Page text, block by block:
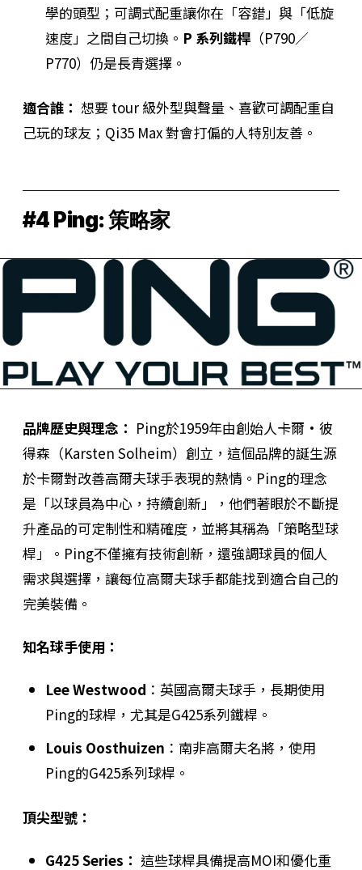
學的頭型；可調式配重讓你在「容錯」與「低旋
速度」之間自己切換。 P 系列鐵桿 （P790／
P770）仍是長青選擇。
適合誰： 想要 tour 級外型與聲量、喜歡可調配重自
己玩的球友；Qi35 Max 對會打偏的人特別友善。
#4 Ping: 策略家
品牌歷史與理念： Ping於1959年由創始人卡爾·彼
得森（Karsten Solheim）創立，這個品牌的誕生源
於卡爾對改善高爾夫球手表現的熱情。Ping的理念
是「以球員為中心，持續創新」，他們著眼於不斷提
升產品的可定制性和精確度，並將其稱為「策略型球
桿」。Ping不僅擁有技術創新，還強調球員的個人
需求與選擇，讓每位高爾夫球手都能找到適合自己的
完美裝備。
知名球手使用：
Lee Westwood ：英國高爾夫球手，長期使用
Ping的球桿，尤其是G425系列鐵桿。
Louis Oosthuizen ：南非高爾夫名將，使用
Ping的G425系列球桿。
頂尖型號：
G425 Series： 這些球桿具備提高MOI和優化重